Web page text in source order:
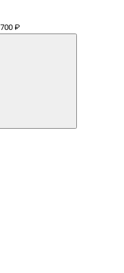
700 ₽